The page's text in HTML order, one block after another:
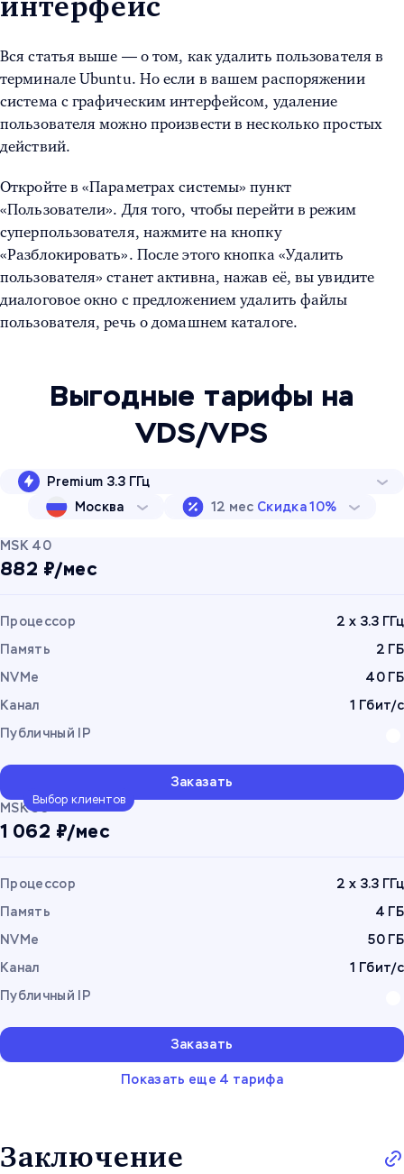
интерфейс
Вся статья выше — о том, как удалить пользователя в
терминале Ubuntu. Но если в вашем распоряжении
система с графическим интерфейсом, удаление
пользователя можно произвести в несколько простых
действий.
Откройте в «Параметрах системы» пункт
«Пользователи». Для того, чтобы перейти в режим
суперпользователя, нажмите на кнопку
«Разблокировать». После этого кнопка «Удалить
пользователя» станет активна, нажав её, вы увидите
диалоговое окно с предложением удалить файлы
пользователя, речь о домашнем каталоге.
Выгодные тарифы на
VDS/VPS
Premium 3.3 ГГц
Москва
12 мес Скидка 10%
MSK 40
882 ₽/мес
Процессор
2 x 3.3 ГГц
Память
2 ГБ
NVMe
40 ГБ
Канал
1 Гбит/с
Публичный IP
Заказать
Выбор клиентов
MSK 50
1 062 ₽/мес
Процессор
2 x 3.3 ГГц
Память
4 ГБ
NVMe
50 ГБ
Канал
1 Гбит/с
Публичный IP
Заказать
Показать еще 4 тарифа
Заключение